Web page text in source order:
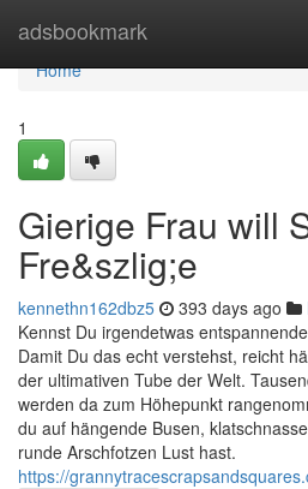
adsbookmark
Home
Home
1
Gierige Frau will
Fre&szlig;e
kennethn162dbz5 393 days ago
Kennst Du irgendetwas
Damit Du das echt verstehst, reicht
der ultimativen Tube der Welt.
werden da zum Höhepunkt
du auf hängende Busen,
runde Arschfotzen Lust hast.
https://